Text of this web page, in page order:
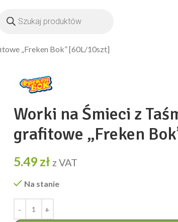
„Freken Bok” [60L/10szt]
Worki na Śmieci z
grafitowe „Freken
5.49zł z VAT
Na stanie